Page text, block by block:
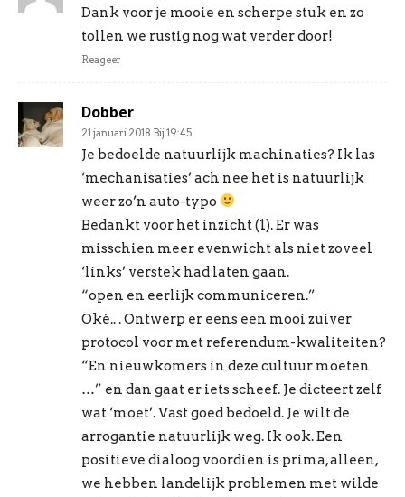
Dank voor je mooie en scherpe stuk en zo
tollen we rustig nog wat verder door!
Reageer
Dobber
21 januari 2018 Bij 19:45
Je bedoelde natuurlijk machinaties? Ik las
‘mechanisaties’ ach nee het is natuurlijk
weer zo’n auto-typo
Bedankt voor het inzicht (1). Er was
misschien meer evenwicht als niet zoveel
‘links’ verstek had laten gaan.
“open en eerlijk communiceren.”
Oké.. . Ontwerp er eens een mooi zuiver
protocol voor met referendum-kwaliteiten?
“En nieuwkomers in deze cultuur moeten
…” en dan gaat er iets scheef. Je dicteert zelf
wat ‘moet’. Vast goed bedoeld. Je wilt de
arrogantie natuurlijk weg. Ik ook. Een
positieve dialoog voordien is prima, alleen,
we hebben landelijk problemen met wilde